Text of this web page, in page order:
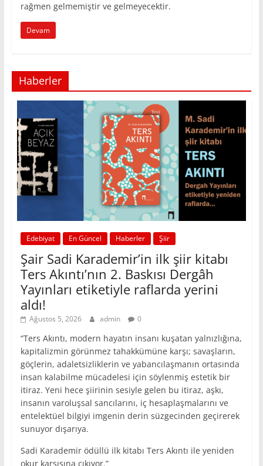
rağmen gelmemiştir ve gelmeyecektir.
Devam
Haberler
Edebiyat En Güncel Haberler Şiir
Şair Sadi Karademir’in ilk şiir kitabı
Ters Akıntı’nın 2. Baskısı Dergâh
Yayınları etiketiyle raflarda yerini
aldı!
Ağustos 5, 2026 admin 0
“Ters Akıntı, modern hayatın insanı kuşatan yalnızlığına,
kapitalizmin görünmez tahakkümüne karşı; savaşların,
göçlerin, adaletsizliklerin ve yabancılaşmanın ortasında
insan kalabilme mücadelesi için söylenmiş estetik bir
itiraz. Yeni hece şiirinin sesiyle gelen bu itiraz, aşkı,
insanın varoluşsal sancılarını, iç hesaplaşmalarını ve
entelektüel bilgiyi imgenin derin süzgecinden geçirerek
sunuyor dışarıya.
Sadi Karademir ödüllü ilk kitabı Ters Akıntı ile yeniden
okur karşısına çıkıyor.”